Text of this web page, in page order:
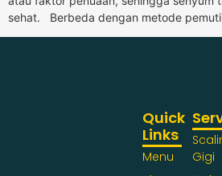
sehat. Berbeda dengan metode
Gigi
Quick
Links
Menu